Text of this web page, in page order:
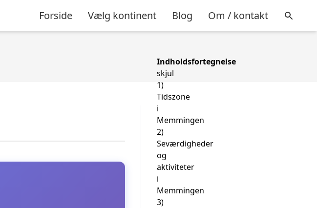
Forside Vælg kontinent Blog Om / kontakt
Indholdsfortegnelse
skjul
1)
Tidszone
i
Memmingen
2)
Seværdigheder
og
aktiviteter
i
Memmingen
3)